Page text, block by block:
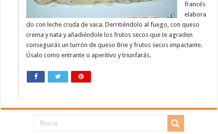
francés
elabora
do con leche cruda de vaca. Derritiéndolo al fuego, con queso
crema y nata y añadiéndole los frutos secos que te agraden
conseguirás un turrón de queso Brie y frutos secos impactante.
Úsalo como entrante o aperitivo y triunfarás.